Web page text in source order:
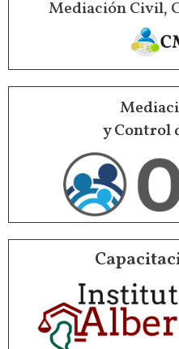
Mediación Civil,
y Control